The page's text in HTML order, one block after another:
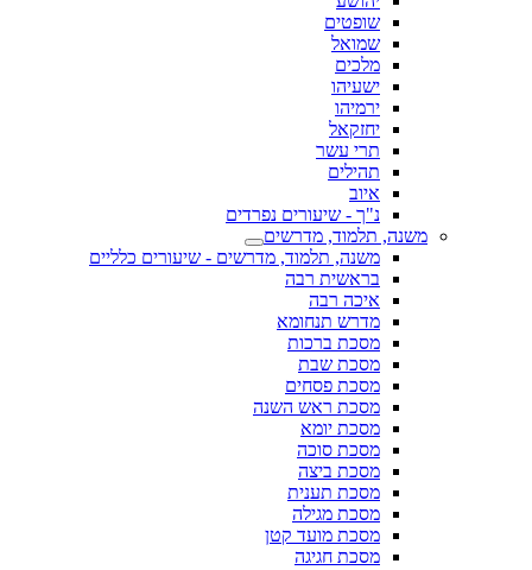
שופטים
שמואל
מלכים
ישעיהו
ירמיהו
יחזקאל
תרי עשר
תהילים
איוב
נ"ך - שיעורים נפרדים
משנה, תלמוד, מדרשים
משנה, תלמוד, מדרשים - שיעורים כלליים
בראשית רבה
איכה רבה
מדרש תנחומא
מסכת ברכות
מסכת שבת
מסכת פסחים
מסכת ראש השנה
מסכת יומא
מסכת סוכה
מסכת ביצה
מסכת תענית
מסכת מגילה
מסכת מועד קטן
מסכת חגיגה